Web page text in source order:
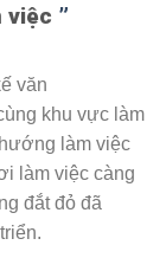
việc ”
văn
khu vực làm
làm việc
làm việc càng
đắt đỏ đã